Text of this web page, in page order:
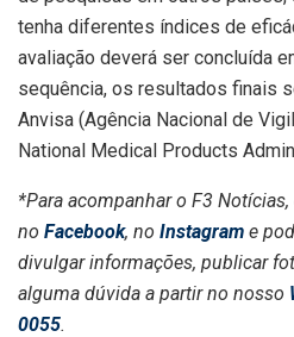
tenha diferentes índices de
avaliação deverá ser concluída
sequência, os resultados finais
Anvisa (Agência Nacional de
National Medical Products
*Para acompanhar o F3
no Facebook, no Instagram e
divulgar informações, publicar
alguma dúvida a partir no nosso
0055.